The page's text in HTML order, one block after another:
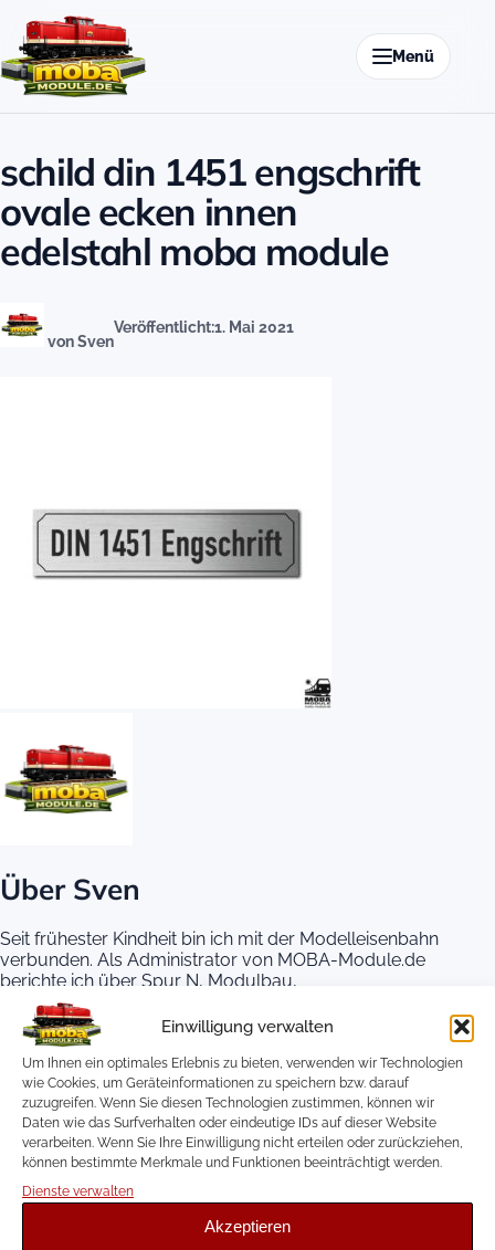
Einwilligung verwalten
Um Ihnen ein optimales Erlebnis zu bieten, verwenden wir Technologien
wie Cookies, um Geräteinformationen zu speichern bzw. darauf
zuzugreifen. Wenn Sie diesen Technologien zustimmen, können wir
Daten wie das Surfverhalten oder eindeutige IDs auf dieser Website
verarbeiten. Wenn Sie Ihre Einwilligung nicht erteilen oder zurückziehen,
können bestimmte Merkmale und Funktionen beeinträchtigt werden.
Dienste verwalten
Akzeptieren
Menü
schild din 1451 engschrift
ovale ecken innen
edelstahl moba module
von Sven
Veröffentlicht:1. Mai 2021
Über Sven
Seit frühester Kindheit bin ich mit der Modelleisenbahn
verbunden. Als Administrator von MOBA-Module.de
berichte ich über Spur N, Modulbau,
Landschaftsgestaltung und Modelleisenbahn-
Elektronik. Dabei entwickle und dokumentiere ich
eigene Projekte, Anleitungen und offene Lösungen für
andere Modellbahnbegeisterte.
Website
Instagram
YouTube